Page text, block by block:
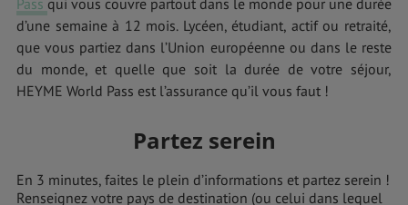
Pass qui vous couvre partout dans le monde pour une durée
d’une semaine à 12 mois. Lycéen, étudiant, actif ou retraité,
que vous partiez dans l’Union européenne ou dans le reste
du monde, et quelle que soit la durée de votre séjour,
HEYME World Pass est l’assurance qu’il vous faut !
Partez serein
En 3 minutes, faites le plein d’informations et partez serein !
Renseignez votre pays de destination (ou celui dans lequel